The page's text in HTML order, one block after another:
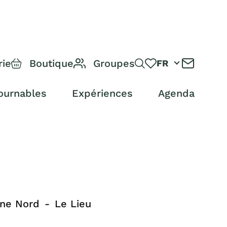
Boutique Groupes FR
Expériences Agenda
Nord Le Lieu